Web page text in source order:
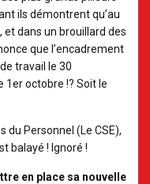
ils démontrent qu’au
et dans un brouillard des
que l’encadrement
travail le 30
1er octobre !? Soit le
du Personnel (Le CSE),
balayé ! Ignoré !
en place sa nouvelle